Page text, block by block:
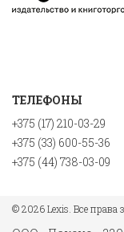
ТЕЛЕФОНЫ
+375 (17) 210-03-29
+375 (33) 600-55-36
+375 (44) 738-03-09
© 2026 Lexis. Все права